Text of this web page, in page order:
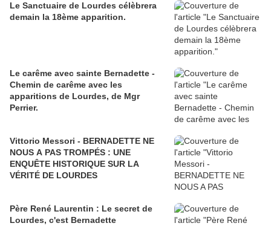
Le Sanctuaire de Lourdes célèbrera
demain la 18ème apparition.
Le carême avec sainte Bernadette -
Chemin de carême avec les
apparitions de Lourdes, de Mgr
Perrier.
Vittorio Messori - BERNADETTE NE
NOUS A PAS TROMPÉS : UNE
ENQUÊTE HISTORIQUE SUR LA
VÉRITÉ DE LOURDES
Père René Laurentin : Le secret de
Lourdes, c'est Bernadette